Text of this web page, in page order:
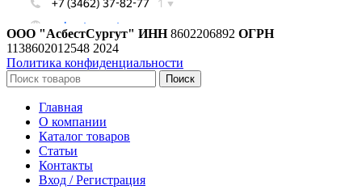
ООО "АсбестСургут" ИНН8602206892 ОГРН
1138602012548 2024
Политика конфиденциальности
Поиск
Главная
О компании
Каталог товаров
Статьи
Контакты
Вход / Регистрация